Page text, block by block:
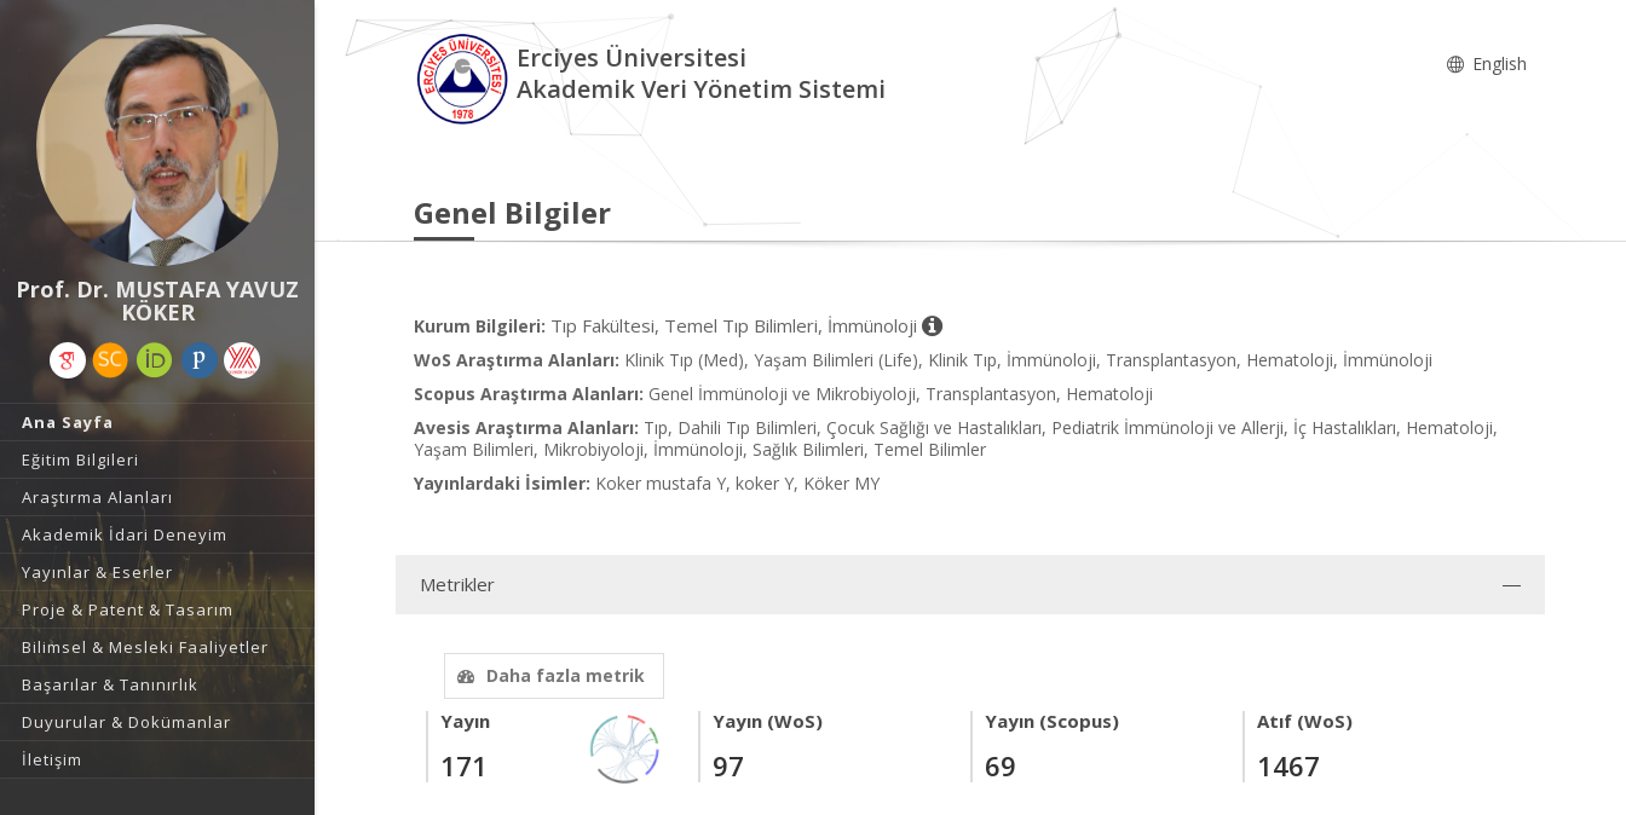
Prof. Dr. MUSTAFA YAVUZ
KÖKER
Ana Sayfa
Eğitim Bilgileri
Araştırma Alanları
Akademik İdari Deneyim
Yayınlar & Eserler
Proje & Patent & Tasarım
Bilimsel & Mesleki Faaliyetler
Başarılar & Tanınırlık
Duyurular & Dokümanlar
İletişim
Erciyes Üniversitesi
Akademik Veri Yönetim Sistemi
English
Genel Bilgiler
Kurum Bilgileri: Tıp Fakültesi, Temel Tıp Bilimleri, İmmünoloji
WoS Araştırma Alanları: Klinik Tıp (Med), Yaşam Bilimleri (Life), Klinik Tıp, İmmünoloji, Transplantasyon, Hematoloji, İmmünoloji
Scopus Araştırma Alanları: Genel İmmünoloji ve Mikrobiyoloji, Transplantasyon, Hematoloji
Avesis Araştırma Alanları: Tıp, Dahili Tıp Bilimleri, Çocuk Sağlığı ve Hastalıkları, Pediatrik İmmünoloji ve Allerji, İç Hastalıkları, Hematoloji,
Yaşam Bilimleri, Mikrobiyoloji, İmmünoloji, Sağlık Bilimleri, Temel Bilimler
Yayınlardaki İsimler: Koker mustafa Y, koker Y, Köker MY
Metrikler
Daha fazla metrik
Yayın
171
Yayın (WoS)
97
Yayın (Scopus)
69
Atıf (WoS)
1467